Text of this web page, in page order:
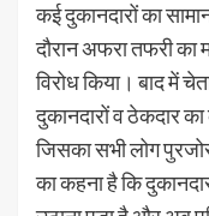
कई दुकानदारों का
दौरान अफरा तफरी का
विरोध किया। बाद में
दुकानदारों व ठेकदार
जिसका सभी लोग
का कहना है कि